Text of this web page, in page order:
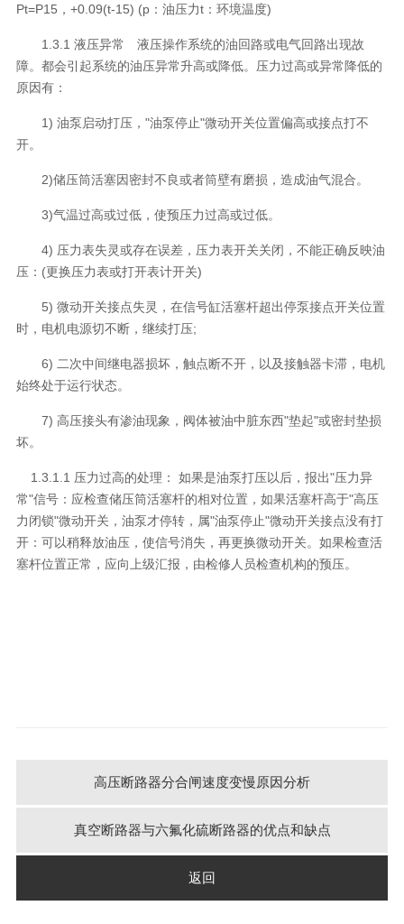
Pt=P15，+0.09(t-15) (p：油压力t：环境温度)
1.3.1 液压异常 液压操作系统的油回路或电气回路出现故
障。都会引起系统的油压异常升高或降低。压力过高或异常降低的
原因有：
1) 油泵启动打压，"油泵停止"微动开关位置偏高或接点打不
开。
2)储压筒活塞因密封不良或者筒壁有磨损，造成油气混合。
3)气温过高或过低，使预压力过高或过低。
4) 压力表失灵或存在误差，压力表开关关闭，不能正确反映油
压：(更换压力表或打开表计开关)
5) 微动开关接点失灵，在信号缸活塞杆超出停泵接点开关位置
时，电机电源切不断，继续打压;
6) 二次中间继电器损坏，触点断不开，以及接触器卡滞，电机
始终处于运行状态。
7) 高压接头有渗油现象，阀体被油中脏东西"垫起"或密封垫损
坏。
1.3.1.1 压力过高的处理： 如果是油泵打压以后，报出"压力异
常"信号：应检查储压筒活塞杆的相对位置，如果活塞杆高于"高压
力闭锁"微动开关，油泵才停转，属"油泵停止"微动开关接点没有打
开：可以稍释放油压，使信号消失，再更换微动开关。如果检查活
塞杆位置正常，应向上级汇报，由检修人员检查机构的预压。
高压断路器分合闸速度变慢原因分析
真空断路器与六氟化硫断路器的优点和缺点
返回